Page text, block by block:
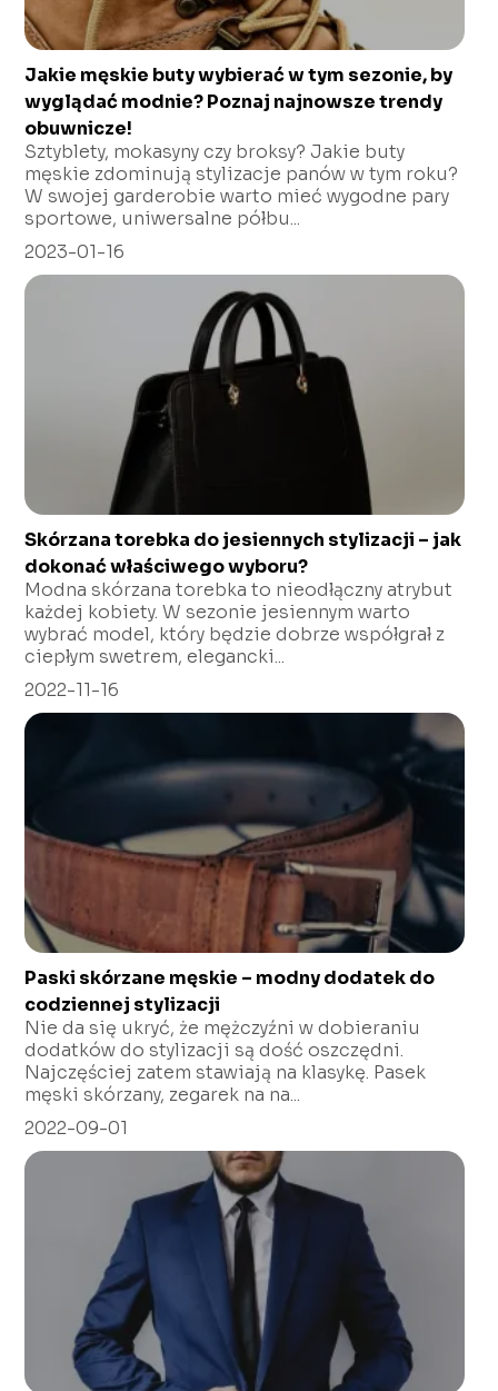
Jakie męskie buty wybierać w tym sezonie, by
wyglądać modnie? Poznaj najnowsze trendy
obuwnicze!
Sztyblety, mokasyny czy broksy? Jakie buty
męskie zdominują stylizacje panów w tym roku?
W swojej garderobie warto mieć wygodne pary
sportowe, uniwersalne półbu...
2023-01-16
Skórzana torebka do jesiennych stylizacji – jak
dokonać właściwego wyboru?
Modna skórzana torebka to nieodłączny atrybut
każdej kobiety. W sezonie jesiennym warto
wybrać model, który będzie dobrze współgrał z
ciepłym swetrem, elegancki...
2022-11-16
Paski skórzane męskie – modny dodatek do
codziennej stylizacji
Nie da się ukryć, że mężczyźni w dobieraniu
dodatków do stylizacji są dość oszczędni.
Najczęściej zatem stawiają na klasykę. Pasek
męski skórzany, zegarek na na...
2022-09-01